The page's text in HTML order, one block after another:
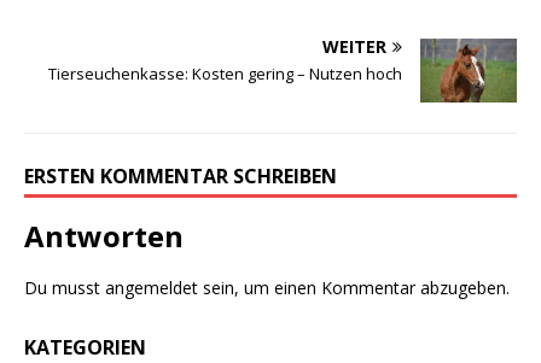
WEITER
Tierseuchenkasse: Kosten gering – Nutzen hoch
ERSTEN KOMMENTAR SCHREIBEN
Antworten
Du musst angemeldet sein, um einen Kommentar abzugeben.
KATEGORIEN